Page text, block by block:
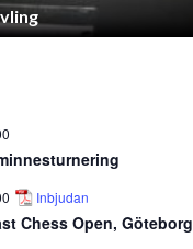
Inbjudan
Chess Open, Göteborg